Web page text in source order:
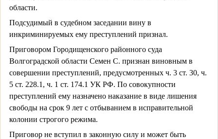
области.
Подсудимый в судебном заседании вину в
инкриминируемых ему преступлений признал.
Приговором Городищенского районного суда
Волгоградской области Семен С. признан виновным в
совершении преступлений, предусмотренных ч. 3 ст. 30, ч.
5 ст. 228.1, ч. 1 ст. 174.1 УК РФ. По совокупности
преступлений ему назначено наказание в виде лишения
свободы на срок 9 лет с отбыванием в исправительной
колонии строгого режима.
Приговор не вступил в законную силу и может быть